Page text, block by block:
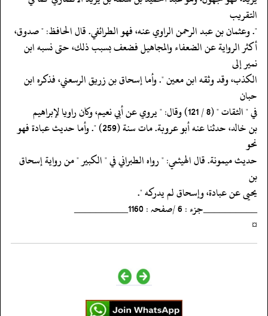
التقريب
‏‏‏‏". وعثمان بن عبد الرحمن الراوي عنه، فهو الطرائفي. قال الحافظ: " صدوق،
‏‏‏‏أكثر الرواية عن الضعفاء والمجاهيل فضعف بسبب ذلك، حتى نسبه ابن
نمير إلى
‏‏‏‏الكذب، وقد وثقه ابن معين ". وأما إسحاق بن زريق الرسعني، فذكره ابن
حبان
‏‏‏‏في " الثقات " (8 / 121) وقال: " يروي عن أبي نعيم، وكان راويا لإبراهيم
‏‏‏‏بن خالد، حدثنا عنه أبو عروبة. مات سنة (259) ". وأما حديث عبادة فهو
نحو
‏‏‏‏حديث ميمونة. قال الهيثمي: " رواه الطبراني في " الكبير " من رواية إسحاق
بن
‏‏‏‏يحيى عن عبادة، وإسحاق لم يدركه ".
‏‏‏‏__________جزء : 6 /صفحہ : 1160__________
‏‏‏‏¤